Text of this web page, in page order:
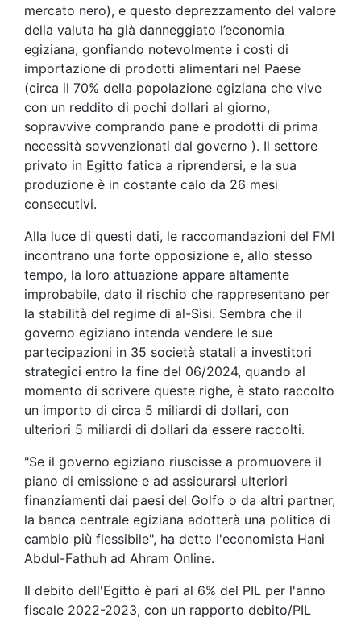
mercato nero), e questo deprezzamento del valore
della valuta ha già danneggiato l’economia
egiziana, gonfiando notevolmente i costi di
importazione di prodotti alimentari nel Paese
(circa il 70% della popolazione egiziana che vive
con un reddito di pochi dollari al giorno,
sopravvive comprando pane e prodotti di prima
necessità sovvenzionati dal governo ). Il settore
privato in Egitto fatica a riprendersi, e la sua
produzione è in costante calo da 26 mesi
consecutivi.
Alla luce di questi dati, le raccomandazioni del FMI
incontrano una forte opposizione e, allo stesso
tempo, la loro attuazione appare altamente
improbabile, dato il rischio che rappresentano per
la stabilità del regime di al-Sisi. Sembra che il
governo egiziano intenda vendere le sue
partecipazioni in 35 società statali a investitori
strategici entro la fine del 06/2024, quando al
momento di scrivere queste righe, è stato raccolto
un importo di circa 5 miliardi di dollari, con
ulteriori 5 miliardi di dollari da essere raccolti.
"Se il governo egiziano riuscisse a promuovere il
piano di emissione e ad assicurarsi ulteriori
finanziamenti dai paesi del Golfo o da altri partner,
la banca centrale egiziana adotterà una politica di
cambio più flessibile", ha detto l'economista Hani
Abdul-Fathuh ad Ahram Online.
Il debito dell'Egitto è pari al 6% del PIL per l'anno
fiscale 2022-2023, con un rapporto debito/PIL